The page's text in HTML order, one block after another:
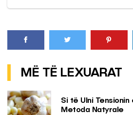
MË TË LEXUARAT
Si të Ulni
Metoda Natyrale